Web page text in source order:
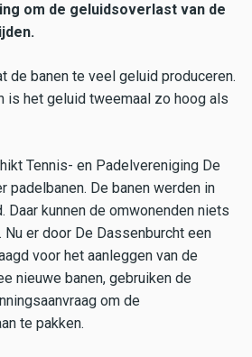
om de geluidsoverlast van de
de banen te veel geluid produceren.
is het geluid tweemaal zo hoog als
Tennis- en Padelvereniging De
padelbanen. De banen werden in
kunnen de omwonenden niets
er door De Dassenburcht een
voor het aanleggen van de
nieuwe banen, gebruiken de
om de
te pakken.